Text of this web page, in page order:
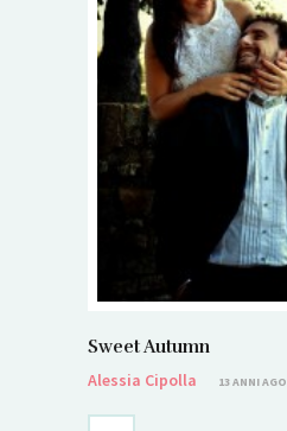
Sweet Autumn
Alessia Cipolla
13 ANNI AGO